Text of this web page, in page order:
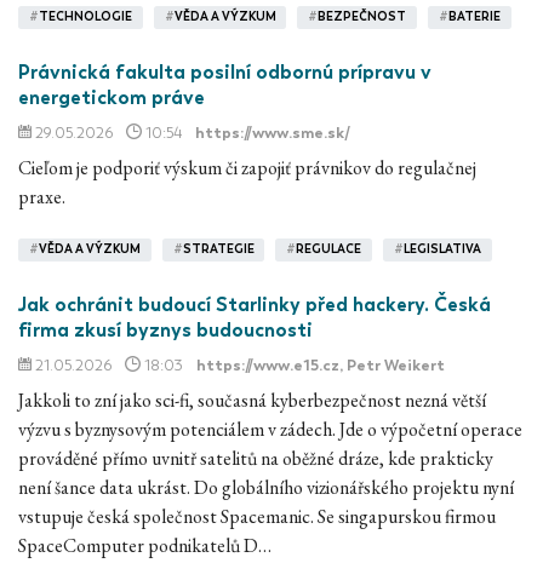
#TECHNOLOGIE #VĚDA A VÝZKUM # BEZPEČNOST # BATERIE
Právnická fakulta posilní odbornú prípravu v
energetickom práve
29.05.2026 10:54 https://www.sme.sk/
Cieľom je podporiť výskum či zapojiť právnikov do regulačnej
praxe.
#VĚDA A VÝZKUM #STRATEGIE # REGULACE # LEGISLATIVA
Jak ochránit budoucí Starlinky před hackery. Česká
firma zkusí byznys budoucnosti
21.05.2026 18:03 https://www.e15.cz, Petr Weikert
Jakkoli to zní jako sci-fi, současná kyberbezpečnost nezná větší
výzvu s byznysovým potenciálem v zádech. Jde o výpočetní operace
prováděné přímo uvnitř satelitů na oběžné dráze, kde prakticky
není šance data ukrást. Do globálního vizionářského projektu nyní
vstupuje česká společnost Spacemanic. Se singapurskou firmou
SpaceComputer podnikatelů D…